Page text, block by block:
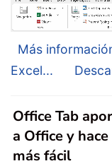
Más
Excel...
Office Tab
a Office y
más fácil